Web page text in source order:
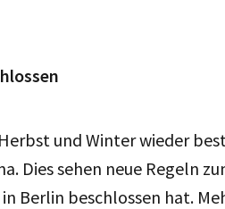
und Winter wieder
Dies sehen neue Regeln
Berlin beschlossen hat.